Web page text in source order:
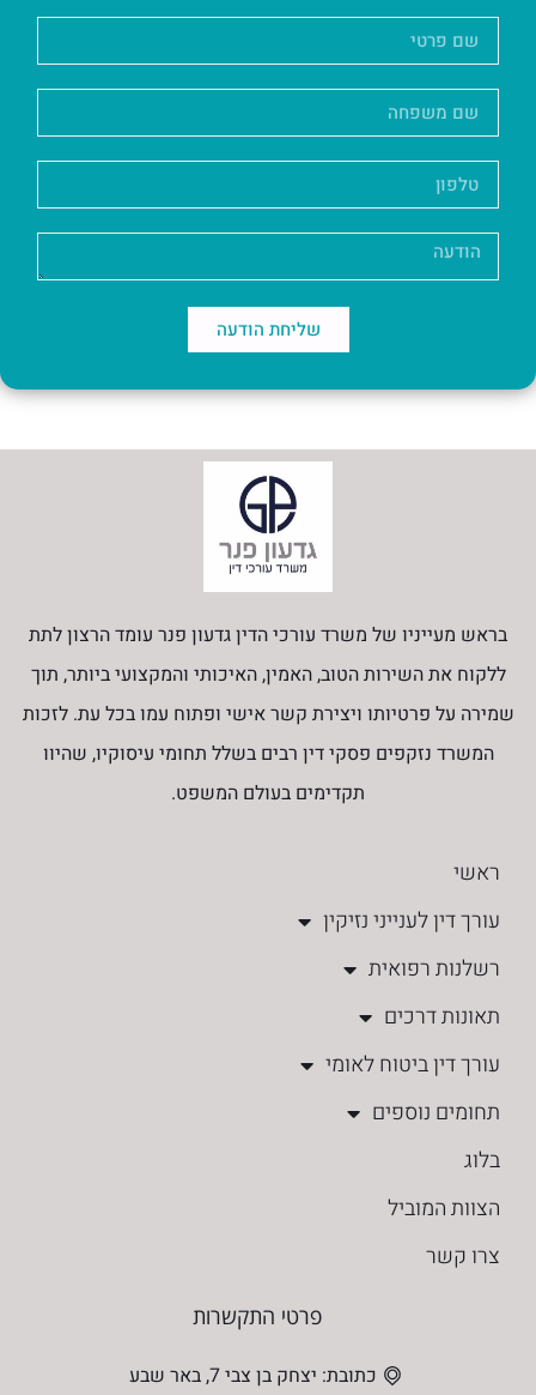
שליחת הודעה
בראש מעייניו של משרד עורכי הדין גדעון פנר עומד הרצון לתת
ללקוח את השירות הטוב, האמין, האיכותי והמקצועי ביותר, תוך
שמירה על פרטיותו ויצירת קשר אישי ופתוח עמו בכל עת. לזכות
המשרד נזקפים פסקי דין רבים בשלל תחומי עיסוקיו, שהיוו
תקדימים בעולם המשפט.
ראשי
עורך דין לענייני נזיקין
רשלנות רפואית
תאונות דרכים
עורך דין ביטוח לאומי
תחומים נוספים
בלוג
הצוות המוביל
צרו קשר
פרטי התקשרות
כתובת: יצחק בן צבי 7, באר שבע